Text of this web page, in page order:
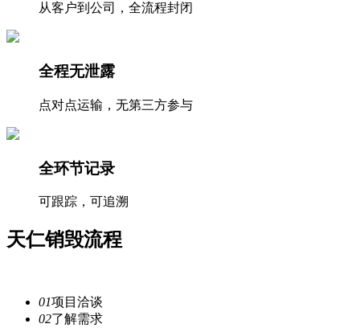
从客户到公司，全流程封闭
全程无泄露
点对点运输，无第三方参与
全环节记录
可跟踪，可追溯
天仁销毁流程
01项目洽谈
02了解需求